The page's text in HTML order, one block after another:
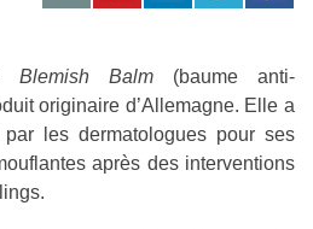
Blemish Balm (baume anti-
originaire d’Allemagne. Elle a
les dermatologues pour ses
après des interventions